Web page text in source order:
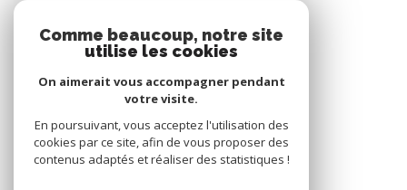
Espace propriétaire
Se connecter
Comme beaucoup, notre site
utilise les cookies
On aimerait vous accompagner pendant
votre visite.
En poursuivant, vous acceptez l'utilisation des
cookies par ce site, afin de vous proposer des
contenus adaptés et réaliser des statistiques !